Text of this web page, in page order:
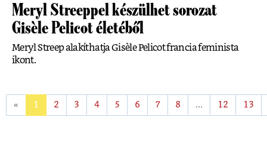
Meryl Streeppel készülhet sorozat
Gisèle Pelicot életéből
Meryl Streep alakíthatja Gisèle Pelicot francia feminista
ikont.
« 1 2 3 4 5 6 7 8 ... 12 13